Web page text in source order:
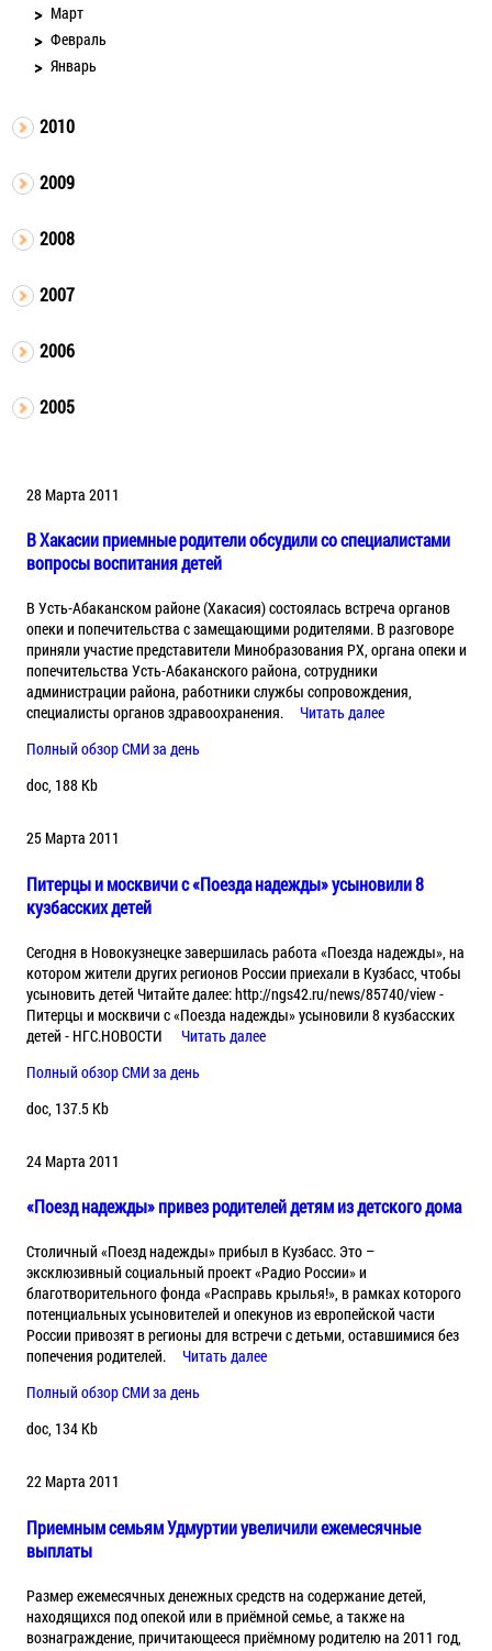
Март
Февраль
Январь
2010
2009
2008
2007
2006
2005
28 Марта 2011
В Хакасии приемные родители обсудили со специалистами
вопросы воспитания детей
В Усть-Абаканском районе (Хакасия) состоялась встреча органов
опеки и попечительства с замещающими родителями. В разговоре
приняли участие представители Минобразования РХ, органа опеки и
попечительства Усть-Абаканского района, сотрудники
администрации района, работники службы сопровождения,
специалисты органов здравоохранения.
Читать далее
Полный обзор СМИ за день
doc, 188 Kb
25 Марта 2011
Питерцы и москвичи с «Поезда надежды» усыновили 8
кузбасских детей
Сегодня в Новокузнецке завершилась работа «Поезда надежды», на
котором жители других регионов России приехали в Кузбасс, чтобы
усыновить детей Читайте далее: http://ngs42.ru/news/85740/view -
Питерцы и москвичи с «Поезда надежды» усыновили 8 кузбасских
детей - НГС.НОВОСТИ
Читать далее
Полный обзор СМИ за день
doc, 137.5 Kb
24 Марта 2011
«Поезд надежды» привез родителей детям из детского дома
Столичный «Поезд надежды» прибыл в Кузбасс. Это –
эксклюзивный социальный проект «Радио России» и
благотворительного фонда «Расправь крылья!», в рамках которого
потенциальных усыновителей и опекунов из европейской части
России привозят в регионы для встречи с детьми, оставшимися без
попечения родителей.
Читать далее
Полный обзор СМИ за день
doc, 134 Kb
22 Марта 2011
Приемным семьям Удмуртии увеличили ежемесячные
выплаты
Размер ежемесячных денежных средств на содержание детей,
находящихся под опекой или в приёмной семье, а также на
вознаграждение, причитающееся приёмному родителю на 2011 год,